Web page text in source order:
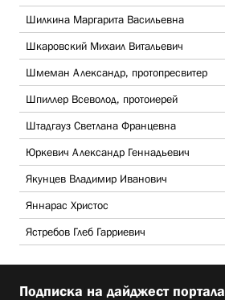
Шилкина Маргарита Васильевна
Шкаровский Михаил Витальевич
Шмеман Александр, протопресвитер
Шпиллер Всеволод, протоиерей
Штадгауз Светлана Францевна
Юркевич Александр Геннадьевич
Якунцев Владимир Иванович
Яннарас Христос
Ястребов Глеб Гарриевич
Подписка на дайджест портала